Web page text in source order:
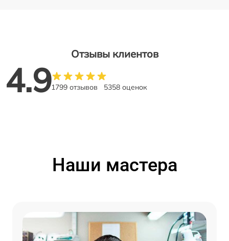
Отзывы клиентов
4.91799 отзывов 5358 оценок
Наши мастера